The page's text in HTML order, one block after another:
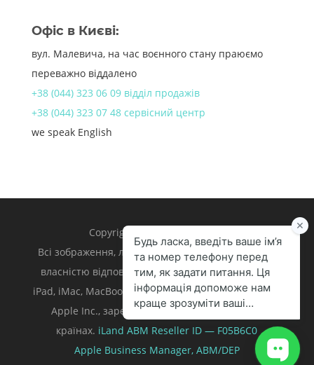
Офіс в Києві:
вул. Малевича, на час воєнного стану праюємо
переважно віддалено
+38 (044) 323 06 09 відділ продажів
+38 (044) 323 07 48 сервісний центр
we speak English
Copyright 1998 – 2024 iLand.
Всі зображення, логотипи та торгівельні марки є
власністю відповідних власників. Apple, iPhone,
iPad, iMac, MacBook, Mac є торгівельними марками
Apple Inc., зареєстрованими у U.S. та інших
країнах. iLand ABM Reseller ID — F05B6C0
Apple Business Manager, ABM/DEP